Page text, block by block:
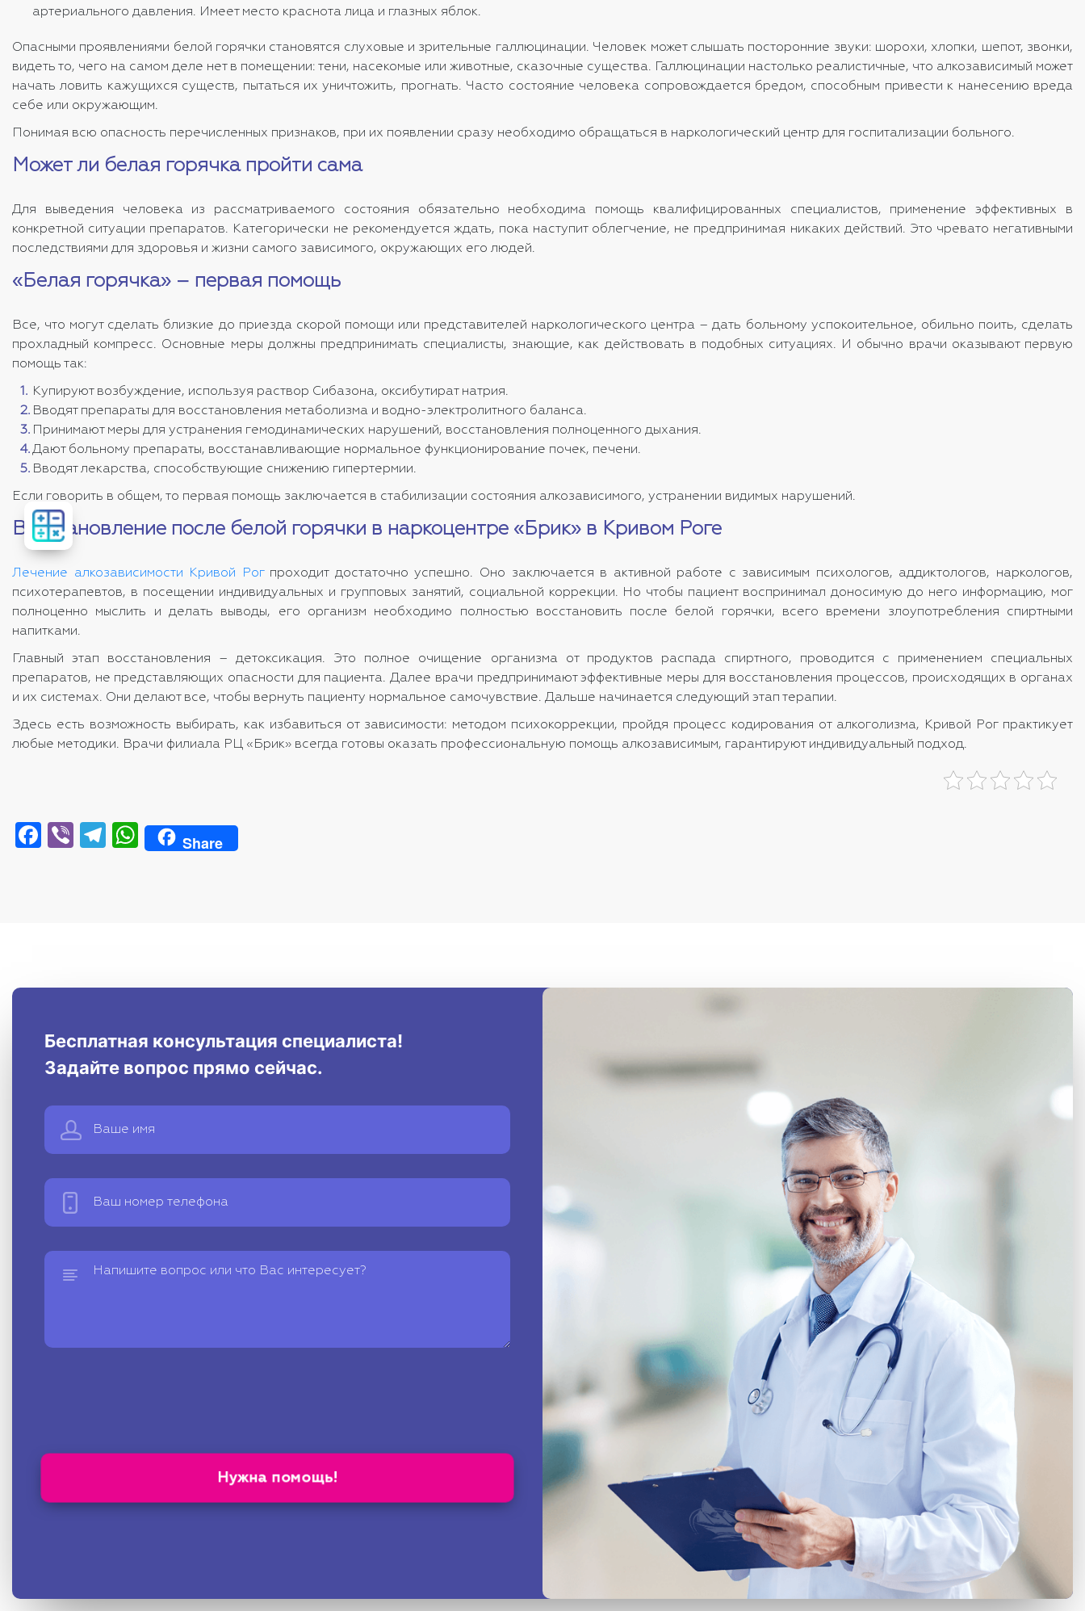
артериального давления. Имеет место краснота лица и глазных яблок.
Опасными проявлениями белой горячки становятся слуховые и зрительные галлюцинации. Человек может слышать посторонние звуки: шорохи, хлопки, шепот, звонки,
видеть то, чего на самом деле нет в помещении: тени, насекомые или животные, сказочные существа. Галлюцинации настолько реалистичные, что алкозависимый может
начать ловить кажущихся существ, пытаться их уничтожить, прогнать. Часто состояние человека сопровождается бредом, способным привести к нанесению вреда
себе или окружающим.
Понимая всю опасность перечисленных признаков, при их появлении сразу необходимо обращаться в наркологический центр для госпитализации больного.
Может ли белая горячка пройти сама
Для выведения человека из рассматриваемого состояния обязательно необходима помощь квалифицированных специалистов, применение эффективных в
конкретной ситуации препаратов. Категорически не рекомендуется ждать, пока наступит облегчение, не предпринимая никаких действий. Это чревато негативными
последствиями для здоровья и жизни самого зависимого, окружающих его людей.
«Белая горячка» – первая помощь
Все, что могут сделать близкие до приезда скорой помощи или представителей наркологического центра – дать больному успокоительное, обильно поить, сделать
прохладный компресс. Основные меры должны предпринимать специалисты, знающие, как действовать в подобных ситуациях. И обычно врачи оказывают первую
помощь так:
Купируют возбуждение, используя раствор Сибазона, оксибутират натрия.
Вводят препараты для восстановления метаболизма и водно-электролитного баланса.
Принимают меры для устранения гемодинамических нарушений, восстановления полноценного дыхания.
Дают больному препараты, восстанавливающие нормальное функционирование почек, печени.
Вводят лекарства, способствующие снижению гипертермии.
Если говорить в общем, то первая помощь заключается в стабилизации состояния алкозависимого, устранении видимых нарушений.
Восстановление после белой горячки в наркоцентре «Брик» в Кривом Роге
Лечение алкозависимости Кривой Рогпроходит достаточно успешно. Оно заключается в активной работе с зависимым психологов, аддиктологов, наркологов,
психотерапевтов, в посещении индивидуальных и групповых занятий, социальной коррекции. Но чтобы пациент воспринимал доносимую до него информацию, мог
полноценно мыслить и делать выводы, его организм необходимо полностью восстановить после белой горячки, всего времени злоупотребления спиртными
напитками.
Главный этап восстановления – детоксикация. Это полное очищение организма от продуктов распада спиртного, проводится с применением специальных
препаратов, не представляющих опасности для пациента. Далее врачи предпринимают эффективные меры для восстановления процессов, происходящих в органах
и их системах. Они делают все, чтобы вернуть пациенту нормальное самочувствие. Дальше начинается следующий этап терапии.
Здесь есть возможность выбирать, как избавиться от зависимости: методом психокоррекции, пройдя процесс кодирования от алкоголизма, Кривой Рог практикует
любые методики. Врачи филиала РЦ «Брик» всегда готовы оказать профессиональную помощь алкозависимым, гарантируют индивидуальный подход.
Facebook
ViberTelegram
WhatsApp
Share
Бесплатная консультация специалиста!
Задайте вопрос прямо сейчас.
стоимость
лечения